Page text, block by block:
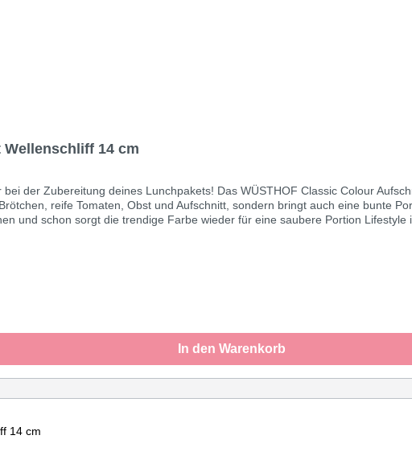
14 cm
der Zubereitung deines Lunchpakets! Das WÜSTHOF Classic Colour
reife Tomaten, Obst und Aufschnitt, sondern bringt auch eine bunte
und schon sorgt die trendige Farbe wieder für eine saubere Portion
In den Warenkorb